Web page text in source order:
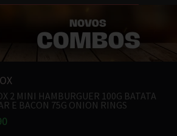
2 MINI HAMBURGUER 100G BATATA
E BACON 75G ONION RINGS